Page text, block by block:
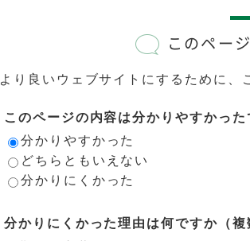
このペー
より良いウェブサイトにするために
このページの内容は分かりやすかった
分かりやすかった
どちらともいえない
分かりにくかった
分かりにくかった理由は何ですか（複